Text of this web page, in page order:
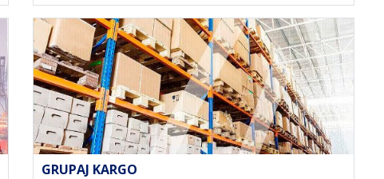
GRUPAJ KARGO